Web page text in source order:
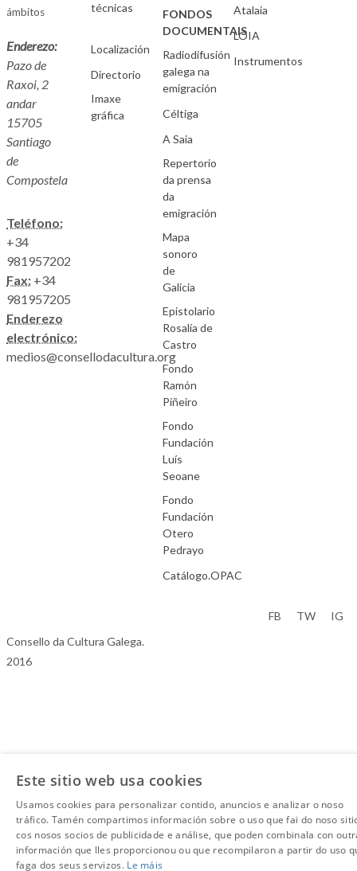
ámbitos
Enderezo:
Pazo de
Raxoi, 2
andar
15705
Santiago
de
Compostela
Teléfono:
+34
981957202
Fax: +34
981957205
Enderezo
electrónico:
medios@consellodacultura.org
técnicas
Localización
Directorio
Imaxe
gráfica
FONDOS
DOCUMENTAIS
Radiodifusión
galega na
emigración
Céltiga
A Saia
Repertorio
da prensa
da
emigración
Mapa
sonoro
de
Galicia
Epistolario
Rosalía de
Castro
Fondo
Ramón
Piñeiro
Fondo
Fundación
Luís
Seoane
Fondo
Fundación
Otero
Pedrayo
Catálogo.OPAC
Atalaia
LOIA
Instrumentos
Consello da Cultura Galega.
2016
FB TW IG
Este sitio web usa cookies
Usamos cookies para personalizar contido, anuncios e analizar o noso
tráfico. Tamén compartimos información sobre o uso que fai do noso
cos nosos socios de publicidade e análise, que poden combinala con
información que lles proporcionou ou que recompilaron a partir do uso
faga dos seus servizos. Le máis